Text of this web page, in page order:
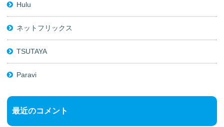
Hulu
ネットフリックス
TSUTAYA
Paravi
最近のコメント